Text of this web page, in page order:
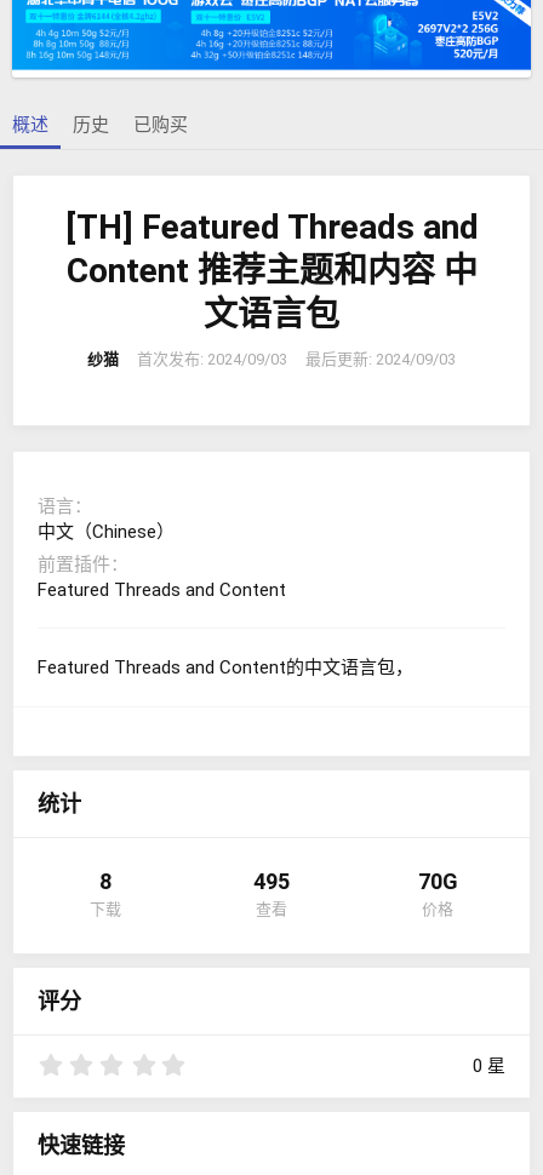
期
概述 历史 已购买
[TH] Featured Threads and
Content 推荐主题和内容 中
文语言包
纱猫 首次发布: 2024/09/03 最后更新: 2024/09/03
语言
中文（Chinese）
前置插件
Featured Threads and Content
Featured Threads and Content的中文语言包，
统计
8
下载
495
查看
70G
价格
评分
0 星
快速链接